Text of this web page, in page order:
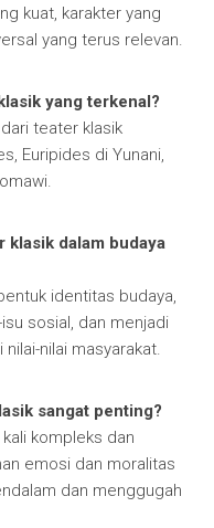
kuat, karakter yang
yang terus relevan.
yang terkenal?
teater klasik
Euripides di Yunani,
klasik dalam budaya
identitas budaya,
sosial, dan menjadi
nilai masyarakat.
sangat penting?
kompleks dan
emosi dan moralitas
dan menggugah